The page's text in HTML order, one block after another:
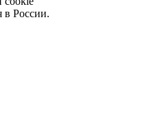
в России.